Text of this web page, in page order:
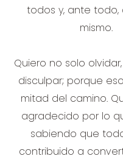
todos y, ante todo,
mismo.
Quiero no solo
disculpar; porque
mitad del camino.
agradecido por lo
sabiendo que
contribuido a